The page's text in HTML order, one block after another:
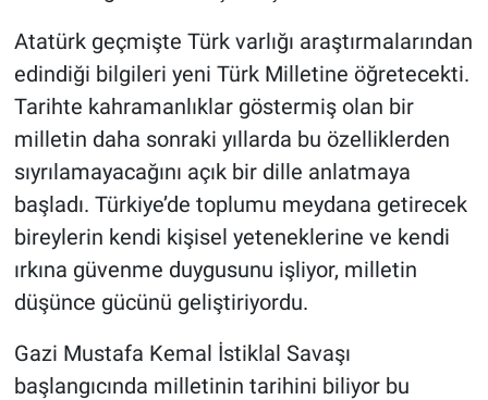
Atatürk geçmişte Türk varlığı araştırmalarından
edindiği bilgileri yeni Türk Milletine öğretecekti.
Tarihte kahramanlıklar göstermiş olan bir
milletin daha sonraki yıllarda bu özelliklerden
sıyrılamayacağını açık bir dille anlatmaya
başladı. Türkiye’de toplumu meydana getirecek
bireylerin kendi kişisel yeteneklerine ve kendi
ırkına güvenme duygusunu işliyor, milletin
düşünce gücünü geliştiriyordu.
Gazi Mustafa Kemal İstiklal Savaşı
başlangıcında milletinin tarihini biliyor bu